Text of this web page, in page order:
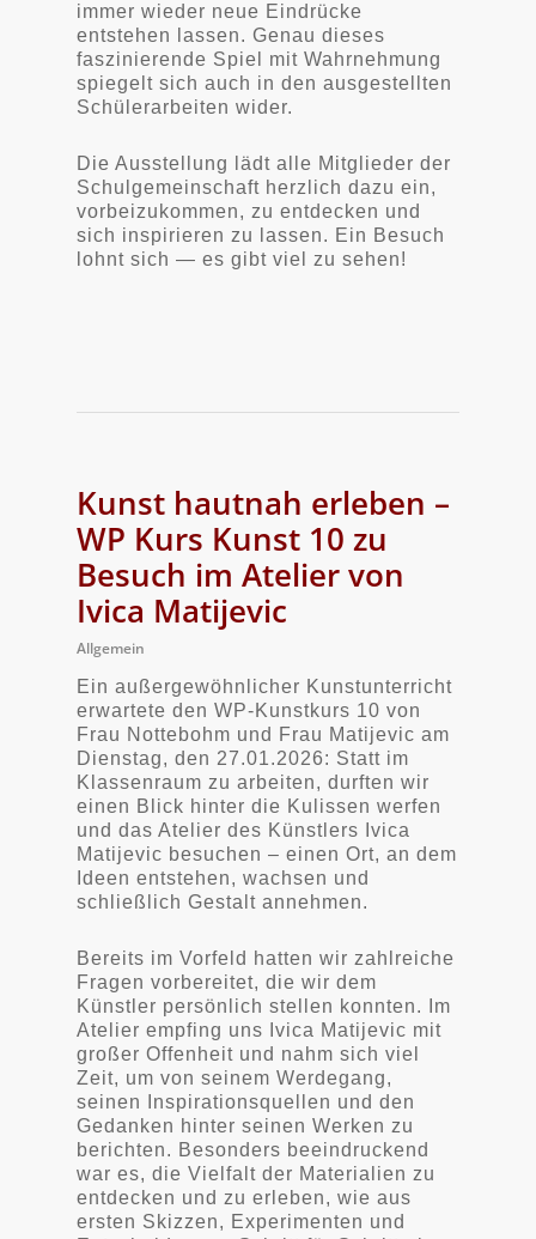
immer wieder neue Eindrücke
entstehen lassen. Genau dieses
faszinierende Spiel mit Wahrnehmung
spiegelt sich auch in den ausgestellten
Schülerarbeiten wider.
Die Ausstellung lädt alle Mitglieder der
Schulgemeinschaft herzlich dazu ein,
vorbeizukommen, zu entdecken und
sich inspirieren zu lassen. Ein Besuch
lohnt sich — es gibt viel zu sehen!
Kunst hautnah erleben –
WP Kurs Kunst 10 zu
Besuch im Atelier von
Ivica Matijevic
Allgemein
Ein außergewöhnlicher Kunstunterricht
erwartete den WP-Kunstkurs 10 von
Frau Nottebohm und Frau Matijevic am
Dienstag, den 27.01.2026: Statt im
Klassenraum zu arbeiten, durften wir
einen Blick hinter die Kulissen werfen
und das Atelier des Künstlers Ivica
Matijevic besuchen – einen Ort, an dem
Ideen entstehen, wachsen und
schließlich Gestalt annehmen.
Bereits im Vorfeld hatten wir zahlreiche
Fragen vorbereitet, die wir dem
Künstler persönlich stellen konnten. Im
Atelier empfing uns Ivica Matijevic mit
großer Offenheit und nahm sich viel
Zeit, um von seinem Werdegang,
seinen Inspirationsquellen und den
Gedanken hinter seinen Werken zu
berichten. Besonders beeindruckend
war es, die Vielfalt der Materialien zu
entdecken und zu erleben, wie aus
ersten Skizzen, Experimenten und